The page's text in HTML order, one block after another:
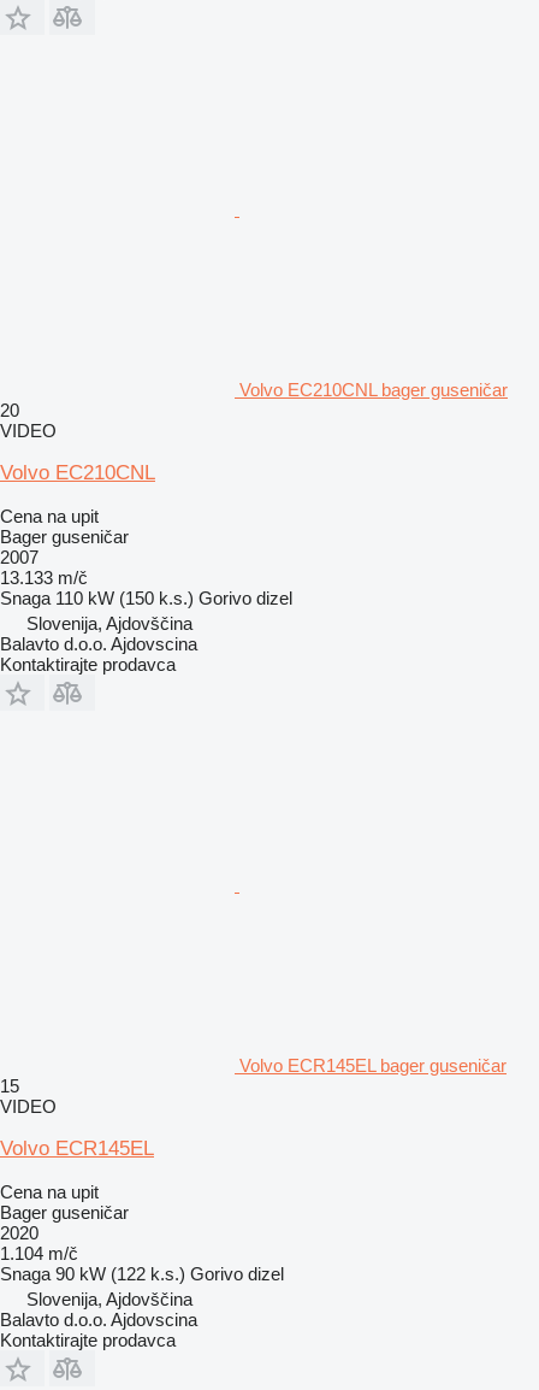
Volvo EC210CNL bager guseničar
20
VIDEO
Volvo EC210CNL
Cena na upit
Bager guseničar
2007
13.133 m/č
Snaga 110 kW (150 k.s.) Gorivo dizel
Slovenija, Ajdovščina
Balavto d.o.o. Ajdovscina
Kontaktirajte prodavca
Volvo ECR145EL bager guseničar
15
VIDEO
Volvo ECR145EL
Cena na upit
Bager guseničar
2020
1.104 m/č
Snaga 90 kW (122 k.s.) Gorivo dizel
Slovenija, Ajdovščina
Balavto d.o.o. Ajdovscina
Kontaktirajte prodavca